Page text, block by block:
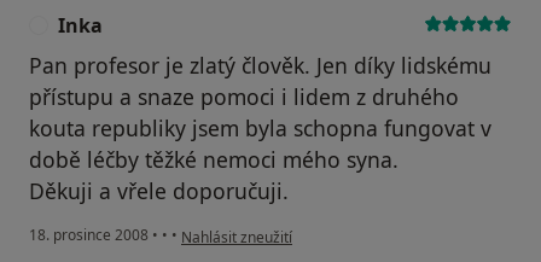
Inka
Pan profesor je zlatý člověk. Jen díky lidskému
přístupu a snaze pomoci i lidem z druhého
kouta republiky jsem byla schopna fungovat v
době léčby těžké nemoci mého syna.
Děkuji a vřele doporučuji.
18. prosince 2008 • • • podle názoru uživatele Inka
Nahlásit zneužití